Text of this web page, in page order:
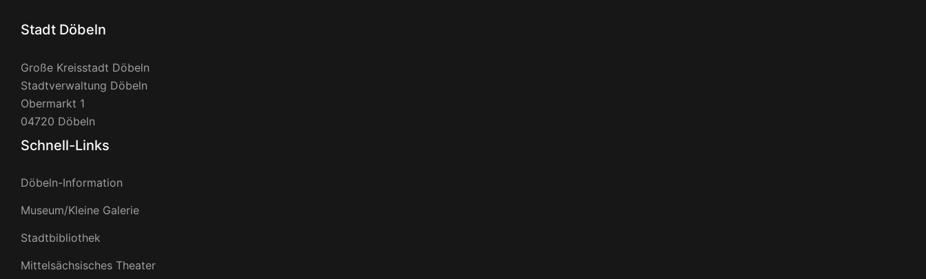
Stadt Döbeln
Große Kreisstadt Döbeln
Stadtverwaltung Döbeln
Obermarkt 1
04720 Döbeln
Schnell-Links
Döbeln-Information
Museum/Kleine Galerie
Stadtbibliothek
Mittelsächsisches Theater